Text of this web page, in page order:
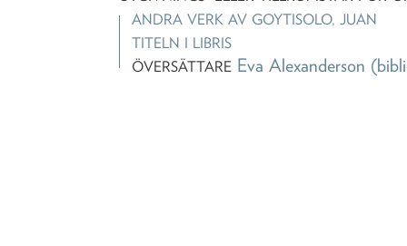
ANDRA VERK AV GOYTISOLO, JUAN
TITELN I LIBRIS
ÖVERSÄTTARE Eva Alexanderson